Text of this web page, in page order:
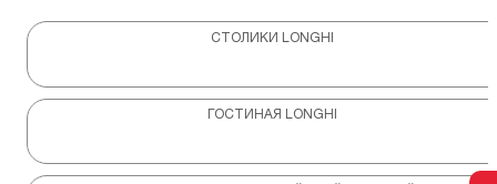
СТОЛИКИ LONGHI
ГОСТИНАЯ LONGHI